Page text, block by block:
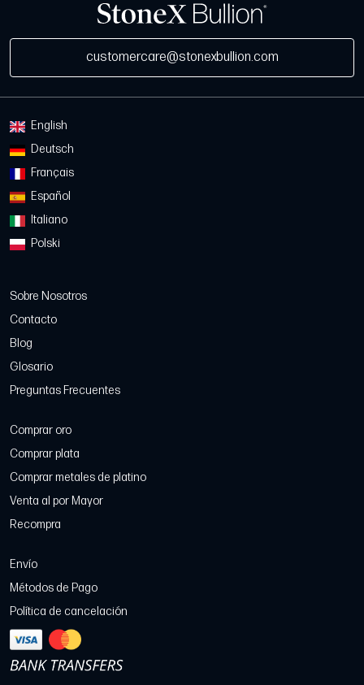
customercare@stonexbullion.com
English
Deutsch
Français
Español
Italiano
Polski
Sobre Nosotros
Contacto
Blog
Glosario
Preguntas Frecuentes
Comprar oro
Comprar plata
Comprar metales de platino
Venta al por Mayor
Recompra
Envío
Métodos de Pago
Política de cancelación